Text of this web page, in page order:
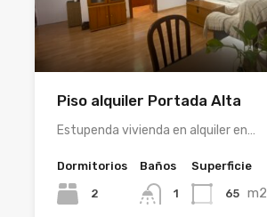
Piso alquiler Portada Alta
Estupenda vivienda en alquiler en…
Dormitorios
2
Baños
1
Superficie
65 m2